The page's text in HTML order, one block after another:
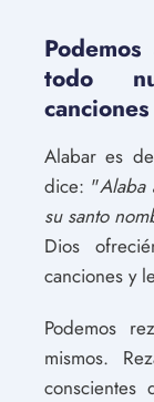
todo
Alabar es
dice: "Alaba
su santo
Dios
canciones y
Podemos
mismos.